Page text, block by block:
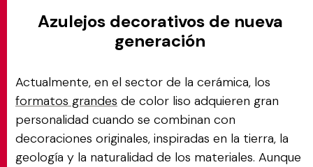
Azulejos decorativos de nueva
generación
Actualmente, en el sector de la cerámica, los
formatos grandes de color liso adquieren gran
personalidad cuando se combinan con
decoraciones originales, inspiradas en la tierra, la
geología y la naturalidad de los materiales. Aunque